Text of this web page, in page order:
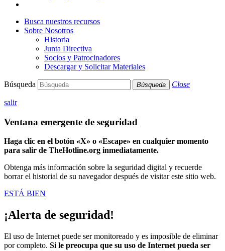
Busca nuestros recursos
Sobre Nosotros
Historia
Junta Directiva
Socios y Patrocinadores
Descargar y Solicitar Materiales
Búsqueda Búsqueda Close
salir
Ventana emergente de seguridad
Haga clic en el botón «X» o «Escape» en cualquier momento
para salir de TheHotline.org inmediatamente.
Obtenga más información sobre la seguridad digital y recuerde
borrar el historial de su navegador después de visitar este sitio web.
ESTÁ BIEN
¡Alerta de seguridad!
El uso de Internet puede ser monitoreado y es imposible de eliminar
por completo. Si le preocupa que su uso de Internet pueda ser